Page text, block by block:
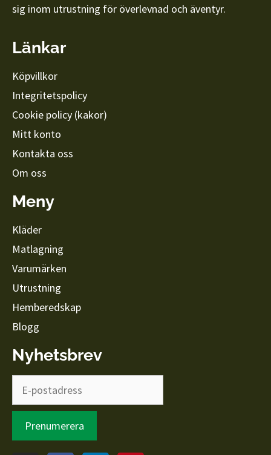
sig inom utrustning för överlevnad och äventyr.
Länkar
Köpvillkor
Integritetspolicy
Cookie policy (kakor)
Mitt konto
Kontakta oss
Om oss
Meny
Kläder
Matlagning
Varumärken
Utrustning
Hemberedskap
Blogg
Nyhetsbrev